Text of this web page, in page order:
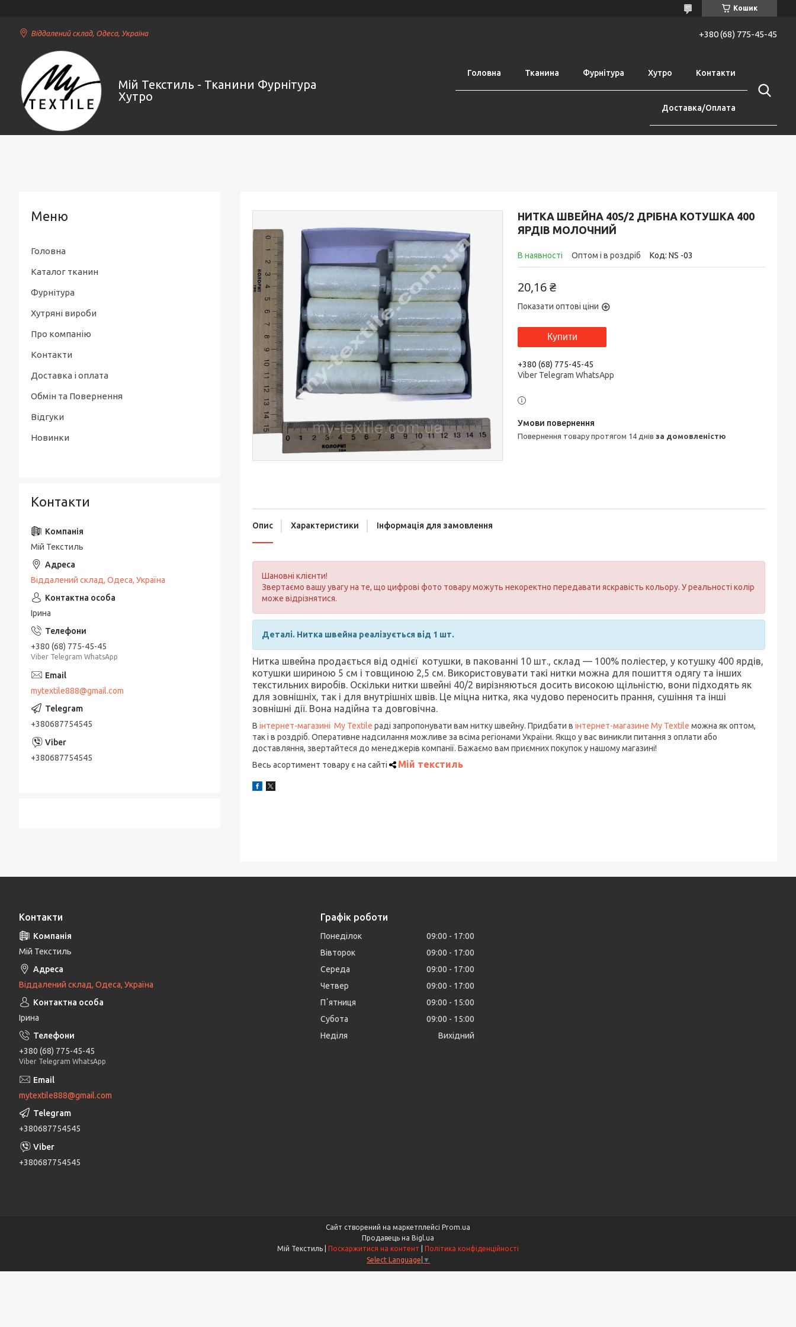
Кошик
Віддалений склад, Одеса, Україна +380 (68) 775-45-45
Мій Текстиль - Тканини Фурнітура
Хутро
Головна Тканина Фурнітура Хутро Контакти
Доставка/Оплата
НИТКА ШВЕЙНА 40S/2 ДРІБНА КОТУШКА 400
ЯРДІВ МОЛОЧНИЙ
В наявності Оптом і в роздріб Код: NS -03
20,16 ₴
Показати оптові ціни
Купити
+380 (68) 775-45-45
Viber Telegram WhatsApp
повернення товару протягом 14 днів за домовленістю
Опис Характеристики Інформація для замовлення
Шановні клієнти!
Звертаємо вашу увагу на те, що цифрові фото товару можуть некоректно передавати яскравість кольору. У реальності колір
може відрізнятися.
Деталі. Нитка швейна реалізується від 1 шт.
Нитка швейна продається від однієї котушки, в пакованні 10 шт., склад — 100% поліестер, у котушку 400 ярдів,
котушки шириною 5 см і товщиною 2,5 см. Використовувати такі нитки можна для пошиття одягу та інших
текстильних виробів. Оскільки нитки швейні 40/2 вирізняються досить високою щільністю, вони підходять як
для зовнішніх, так і для внутрішніх швів. Це міцна нитка, яка чудово переносить прання, сушіння та інші
зовнішні дії. Вона надійна та довговічна.
В інтернет-магазині My Textile раді запропонувати вам нитку швейну. Придбати в інтернет-магазине My Textile можна як оптом,
так і в роздріб. Оперативне надсилання можливе за всіма регіонами України. Якщо у вас виникли питання з оплати або
доставляння, звертайтеся до менеджерів компанії. Бажаємо вам приємних покупок у нашому магазині!
Весь асортимент товару є на сайті
Мій текстиль
Головна
Каталог тканин
Фурнітура
Хутряні вироби
Про компанію
Контакти
Доставка і оплата
Обмін та Повернення
Відгуки
Новинки
Контакти
Мій Текстиль
Віддалений склад, Одеса, Україна
Ірина
+380 (68) 775-45-45
Viber Telegram WhatsApp
mytextile888@gmail.com
+380687754545
+380687754545
Контакти
Мій Текстиль
Віддалений склад, Одеса, Україна
Ірина
+380 (68) 775-45-45
Viber Telegram WhatsApp
mytextile888@gmail.com
+380687754545
+380687754545
Графік роботи
Понеділок 09:00
17:00
Вівторок
09:00
17:00
Середа
09:00
17:00
Четвер
09:00
17:00
Пʼятниця
09:00
15:00
Субота
09:00
15:00
Неділя
Вихідний
Сайт створений на маркетплейсі Prom.ua
Продавець на Bigl.ua
Поскаржитися на контент
Політика конфіденційності
Select Language ▼